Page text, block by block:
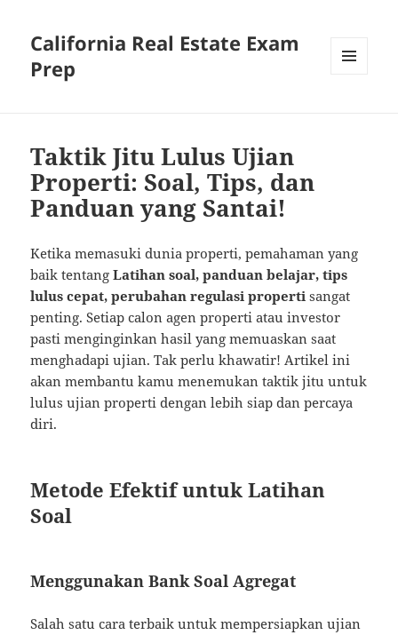
California Real Estate Exam
Prep
Taktik Jitu Lulus Ujian
Properti: Soal, Tips, dan
Panduan yang Santai!
Ketika memasuki dunia properti, pemahaman yang
baik tentangLatihan soal, panduan belajar, tips
lulus cepat, perubahan regulasi properti sangat
penting. Setiap calon agen properti atau investor
pasti menginginkan hasil yang memuaskan saat
menghadapi ujian. Tak perlu khawatir! Artikel ini
akan membantu kamu menemukan taktik jitu untuk
lulus ujian properti dengan lebih siap dan percaya
diri.
Metode Efektif untuk Latihan
Soal
Menggunakan Bank Soal Agregat
Salah satu cara terbaik untuk mempersiapkan ujian